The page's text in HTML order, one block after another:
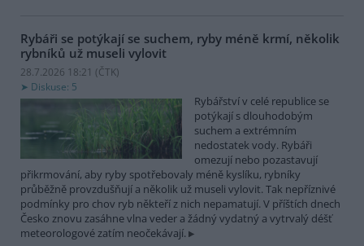
Rybáři se potýkají se suchem, ryby méně krmí, několik
rybníků už museli vylovit
28.7.2026 18:21 (ČTK)
Diskuse: 5
Rybářství v celé republice se
potýkají s dlouhodobým
suchem a extrémním
nedostatek vody. Rybáři
omezují nebo pozastavují
přikrmování, aby ryby spotřebovaly méně kyslíku, rybníky
průběžně provzdušňují a několik už museli vylovit. Tak nepříznivé
podmínky pro chov ryb někteří z nich nepamatují. V příštích dnech
Česko znovu zasáhne vlna veder a žádný vydatný a vytrvalý déšť
meteorologové zatím neočekávají.